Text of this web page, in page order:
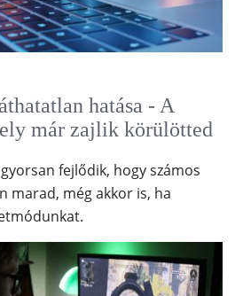
hatása - A
már zajlik körülötted
fejlődik, hogy számos
marad, még akkor is, ha